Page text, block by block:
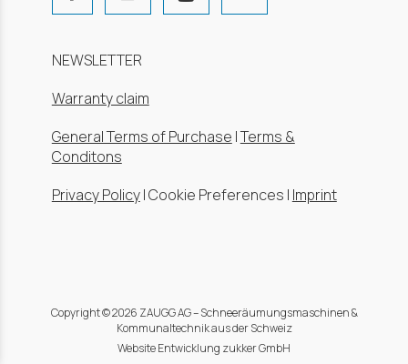
NEWSLETTER
Warranty claim
General Terms of Purchase |Terms &
Conditons
Privacy Policy|Cookie Preferences | Imprint
Copyright © 2026 ZAUGG AG – Schneeräumungsmaschinen &
Kommunaltechnik aus der Schweiz
Website Entwicklung zukker GmbH